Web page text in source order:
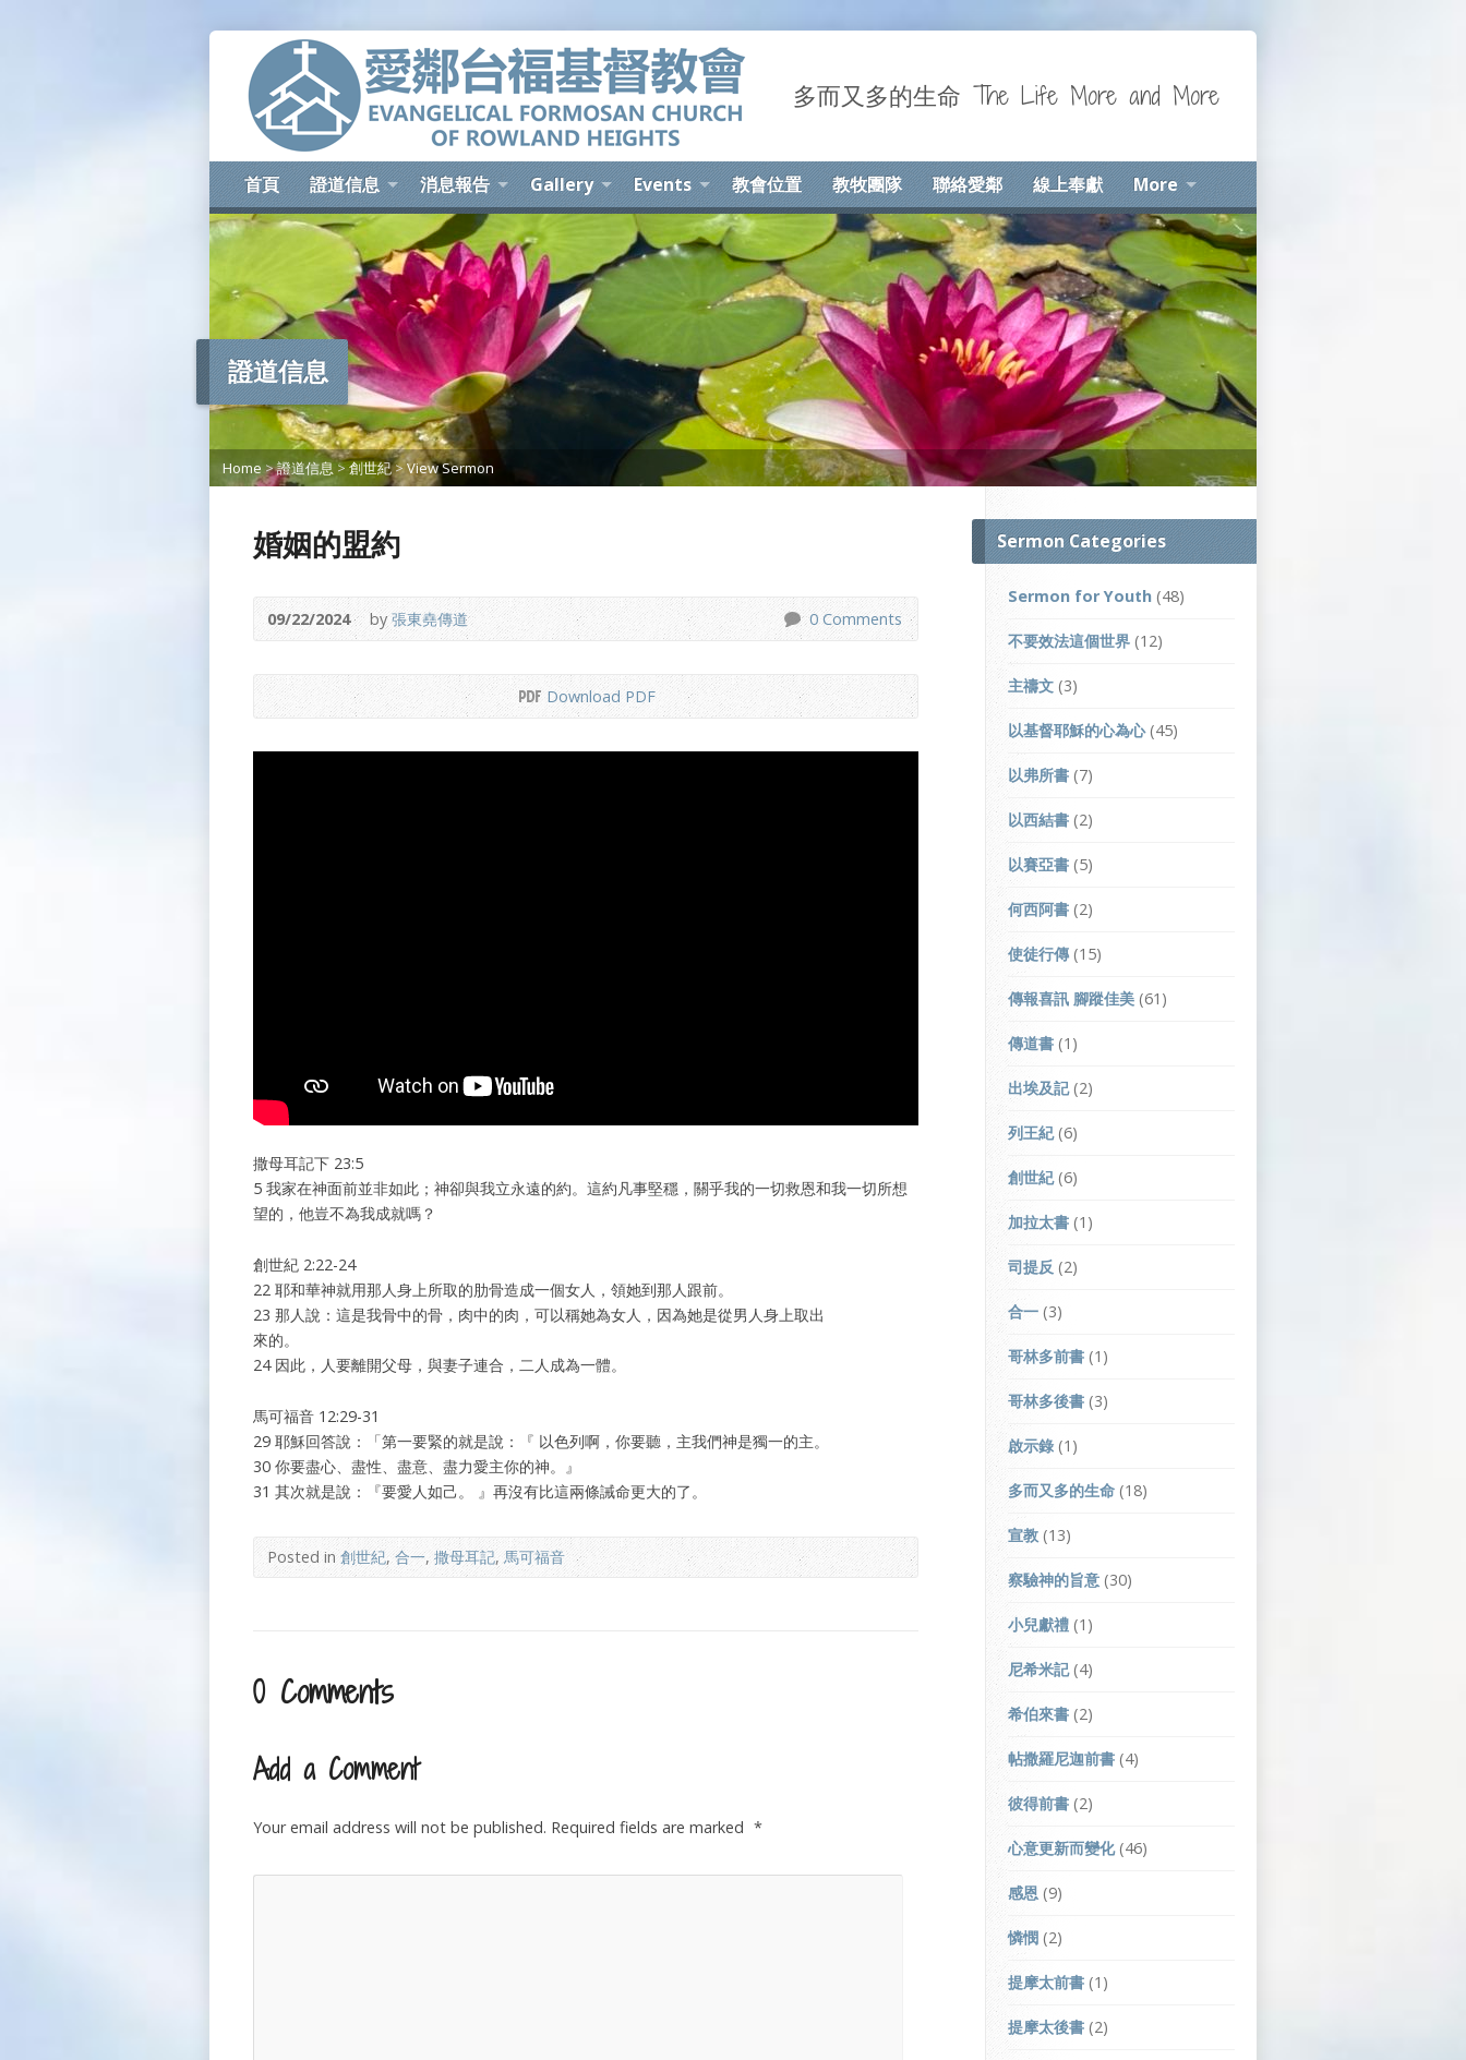
多而又多的生命 The Life More and More
首頁 證道信息 消息報告 Gallery Events 教會位置 教牧團隊 聯絡愛鄰 線上奉獻 More
證道信息
Home>證道信息>創世紀>View Sermon
婚姻的盟約
09/22/2024 by張東堯傳道 0 Comments
Download PDF
撒母耳記下 23:5
5 我家在神面前並非如此；神卻與我立永遠的約。這約凡事堅穩，關乎我的一切救恩和我一切所想
望的，他豈不為我成就嗎？
創世紀 2:22-24
22 耶和華神就用那人身上所取的肋骨造成一個女人，領她到那人跟前。
23 那人說：這是我骨中的骨，肉中的肉，可以稱她為女人，因為她是從男人身上取出
來的。
24 因此，人要離開父母，與妻子連合，二人成為一體。
馬可福音 12:29-31
29 耶穌回答說：「第一要緊的就是說：『 以色列啊，你要聽，主我們神是獨一的主。
30 你要盡心、盡性、盡意、盡力愛主你的神。』
31 其次就是說：『要愛人如己。 』再沒有比這兩條誡命更大的了。
Posted in創世紀,合一, 撒母耳記,馬可福音
0 Comments
Add a Comment
Your email address will not be published. Required fields are marked *
Sermon Categories
Sermon for Youth (48)
不要效法這個世界 (12)
主禱文 (3)
以基督耶穌的心為心(45)
以弗所書 (7)
以西結書 (2)
以賽亞書 (5)
何西阿書 (2)
使徒行傳 (15)
傳報喜訊 腳蹤佳美 (61)
傳道書 (1)
出埃及記(2)
列王紀(6)
創世紀(6)
加拉太書 (1)
司提反 (2)
合一 (3)
哥林多前書 (1)
哥林多後書 (3)
啟示錄 (1)
多而又多的生命 (18)
宣教 (13)
察驗神的旨意 (30)
小兒獻禮 (1)
尼希米記(4)
希伯來書 (2)
帖撒羅尼迦前書 (4)
彼得前書 (2)
心意更新而變化(46)
感恩 (9)
憐憫 (2)
提摩太前書 (1)
提摩太後書 (2)